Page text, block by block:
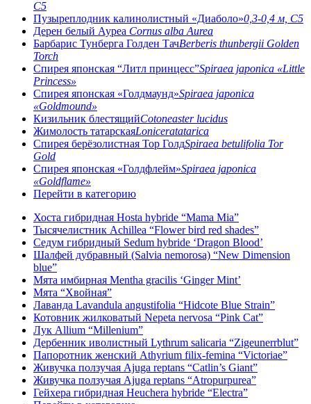
C5
Пузыреплодник калинолистный «Диаболо»0,3-0,4 м, C5
Дерен белый Ауреа Cornus alba Aurea
Барбарис Тунберга Голден ТачBerberis thunbergii Golden
Torch
Спирея японская “Литл принцесс”Spiraea japonica «Little
Princess»
Спирея японская «Голдмаунд»Spiraea japonica
«Goldmound»
Кизильник блестящийCotoneaster lucidus
Жимолость татарскаяLoniceratatarica
Спирея берёзолистная Тор ГолдSpiraea betulifolia Tor
Gold
Спирея японская «Голдфлейм»Spiraea japonica
«Goldflame»
Перейти в категорию
Хоста гибридная Hosta hybride “Mama Mia”
Тысячелистник Achillea “Flower bird red shades”
Седум гибридный Sedum hybride ‘Dragon Blood’
Шалфей дубравный (Salvia nemorosa) “New Dimension
blue”
Мята имбирная Mentha gracilis ‘Ginger Mint’
Мята “Хвойная”
Лаванда Lavandula angustifolia “Hidcote Blue Strain”
Котовник жилковатый Nepeta nervosa “Pink Cat”
Лук Allium “Millenium”
Дербенник иволистный Lythrum salicaria “Zigeunerrblut”
Папоротник женский Athyrium filix-femina “Victoriae”
Живучка ползучая Ajuga reptans “Catlin’s Giant”
Живучка ползучая Ajuga reptans “Atropurpurea”
Гейхера гибридная Heuchera hybride “Electra”